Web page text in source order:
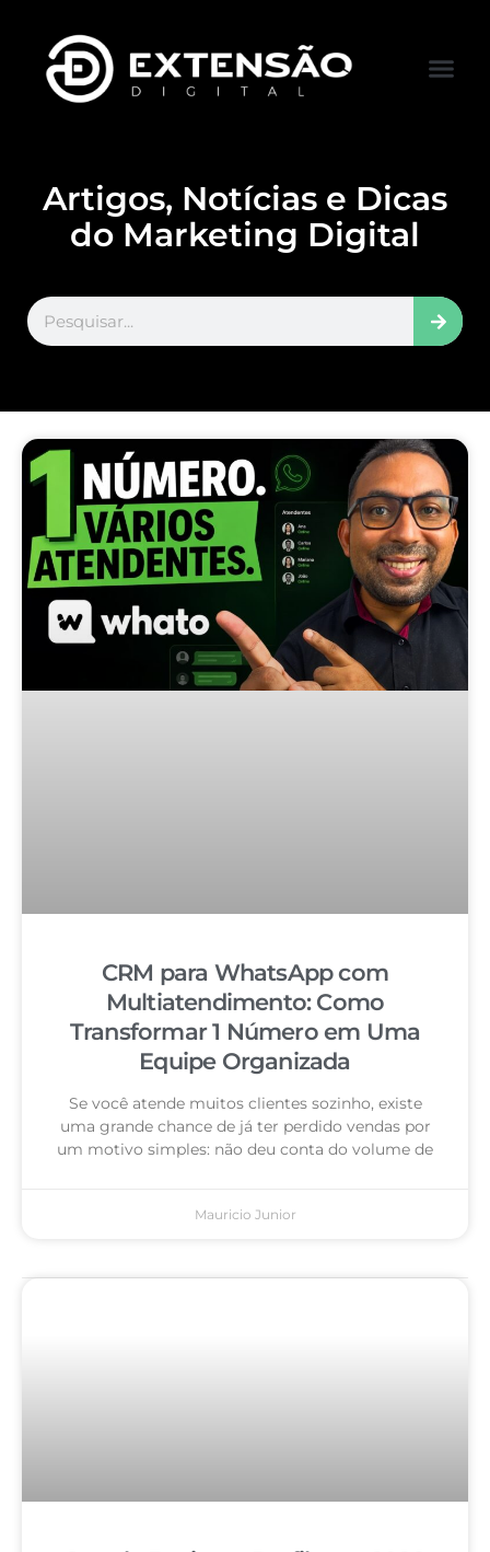
Artigos, Notícias e Dicas
do Marketing Digital
CRM para WhatsApp com
Multiatendimento: Como
Transformar 1 Número em Uma
Equipe Organizada
Se você atende muitos clientes sozinho, existe
uma grande chance de já ter perdido vendas por
um motivo simples: não deu conta do volume de
Mauricio Junior